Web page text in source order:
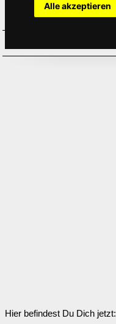
Alle akzeptieren
Hier befindest Du Dich jetzt: